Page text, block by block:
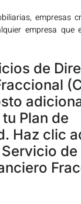
empresas
empresa que
de
Plan de
Haz clic
de